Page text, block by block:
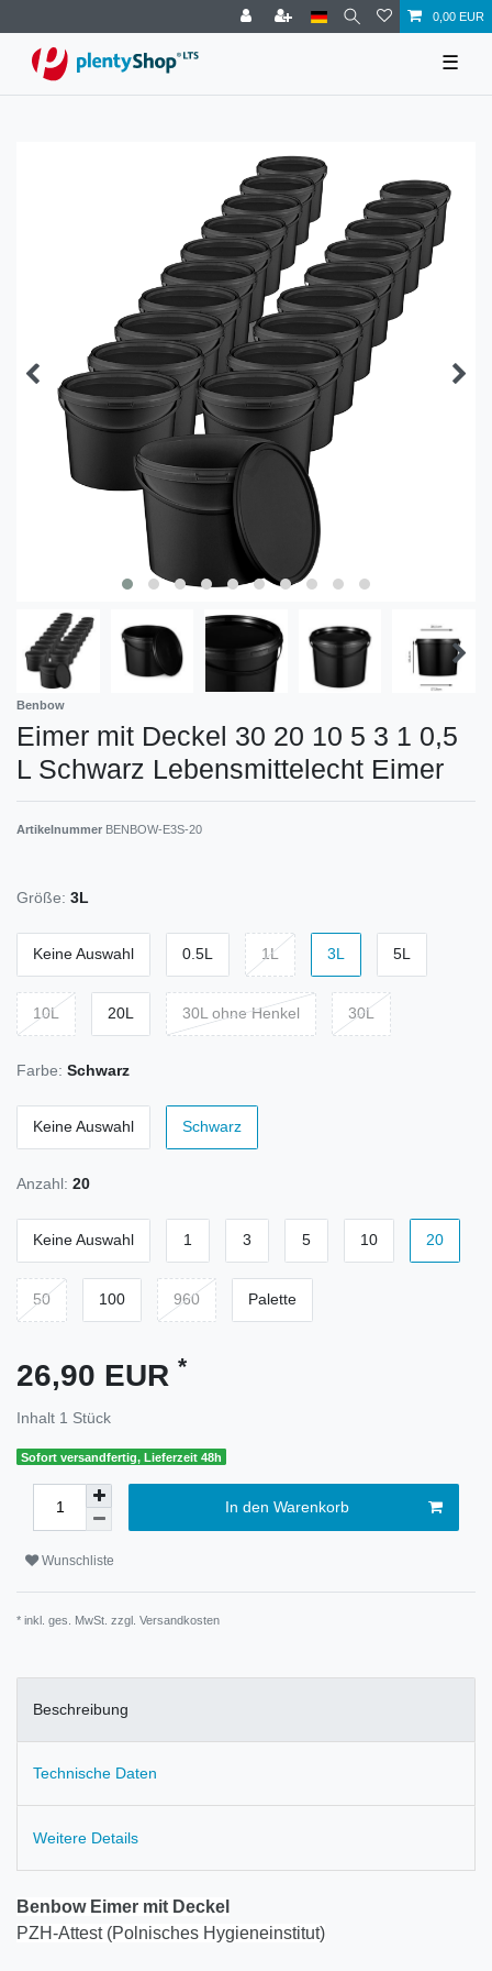
0,00 EUR
☰
Benbow
Eimer mit Deckel 30 20 10 5 3 1 0,5
L Schwarz Lebensmittelecht Eimer
Artikelnummer BENBOW-E3S-20
Größe: 3L
Keine Auswahl 0.5L 1L 3L 5L
10L 20L 30L ohne Henkel 30L
Farbe: Schwarz
Keine Auswahl Schwarz
Anzahl: 20
Keine Auswahl 1 3 5 10 20
50 100 960 Palette
26,90 EUR *
Inhalt 1 Stück
Sofort versandfertig, Lieferzeit 48h
In den Warenkorb
Wunschliste
* inkl. ges. MwSt. zzgl. Versandkosten
Beschreibung
Technische Daten
Weitere Details
Benbow Eimer mit Deckel
PZH-Attest (Polnisches Hygieneinstitut)